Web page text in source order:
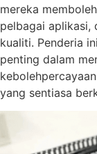
mereka
pelbagai aplikasi,
kualiti. Penderia
penting dalam
yang sentiasa